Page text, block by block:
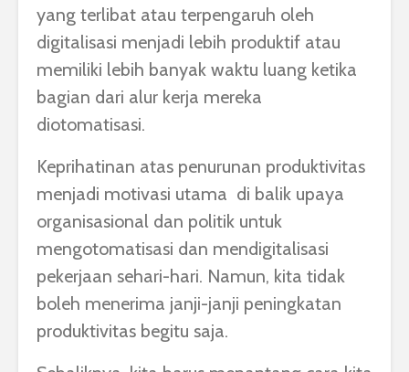
yang terlibat atau terpengaruh oleh
digitalisasi menjadi lebih produktif atau
memiliki lebih banyak waktu luang ketika
bagian dari alur kerja mereka
diotomatisasi.
Keprihatinan atas penurunan produktivitas
menjadi motivasi utama di balik upaya
organisasional dan politik untuk
mengotomatisasi dan mendigitalisasi
pekerjaan sehari-hari. Namun, kita tidak
boleh menerima janji-janji peningkatan
produktivitas begitu saja.